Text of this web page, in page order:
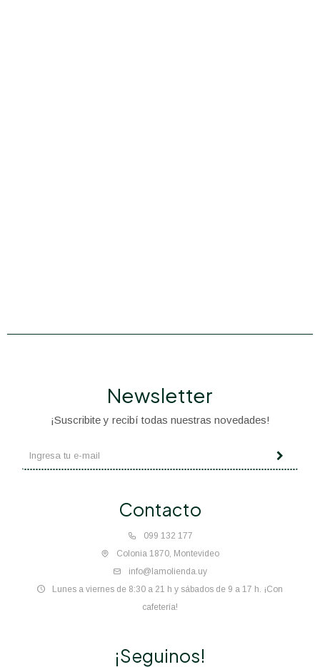
Contacto
099 132 177
Colonia 1870, Montevideo
info@lamolienda.uy
Lunes a viernes de 8:30 a 21 h y sábados de 9 a 17 h. ¡Con
cafetería!
Newsletter
¡Suscribite y recibí todas nuestras novedades!
¡Seguinos!